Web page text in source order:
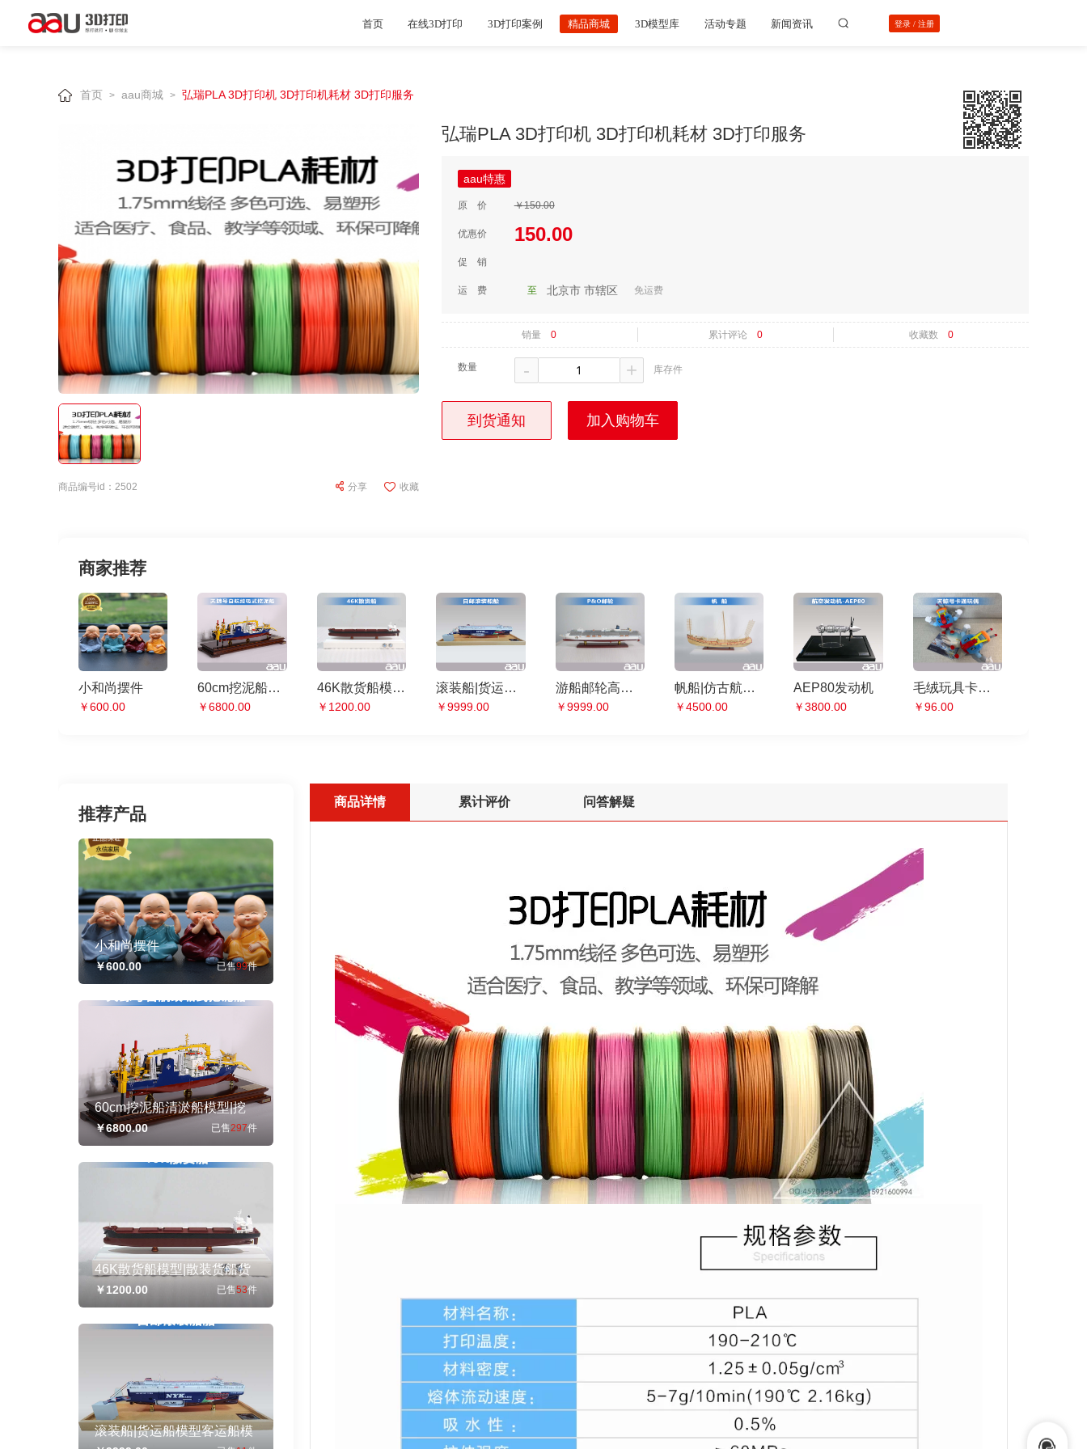
首页 在线3D打印 3D打印案例 精品商城 3D模型库 活动专题 新闻资讯 登录 / 注册
首页 > aau商城 > 弘瑞PLA 3D打印机 3D打印机耗材 3D打印服务
商品编号id：2502 分享 收藏
弘瑞PLA 3D打印机 3D打印机耗材 3D打印服务
aau特惠
原 价 ￥150.00
优惠价 150.00
促 销
运 费 至 北京市 市辖区 免运费
销量 0 累计评论 0 收藏数 0
数量 - + 库存件
到货通知 加入购物车
商家推荐
小和尚摆件
￥600.00
60cm挖泥船清淤船模型|挖泥船模型仿真摆件|工程船模制作礼品个人收藏天鲸号挖泥船
￥6800.00
46K散货船模型|散装货船货运船模型,运煤船,矿砂船,运木船纪念摆件展览收藏品送礼
￥1200.00
滚装船|货运船模型客运船模型仿真舰艇模型|17cm日邮滚装船|工艺船航模纪念摆件展览收藏品送礼
￥9999.00
游船邮轮高端豪华 P&O邮轮 居家办公摆件纪念品收藏礼品赠送
￥9999.00
帆船|仿古航海战船模型大木船|一帆风顺帆船摆件客厅高档招财摆件办公室装饰品
￥4500.00
AEP80发动机
￥3800.00
毛绒玩具卡通玩偶|棉布高弹力pp棉|爆款丑萌创意可爱文创可定制设计
￥96.00
推荐产品
小和尚摆件
￥600.00 已售99件
60cm挖泥船清淤船模型|挖
泥船模型仿真摆件|工程船模
制作礼品个人收藏天鲸号挖
￥6800.00 已售297件
46K散货船模型|散装货船货
运船模型,运煤船,矿砂船,运
木船纪念摆件展览收藏品送
￥1200.00 已售53件
滚装船|货运船模型客运船模
型仿真舰艇模型|17cm日邮
商品详情 累计评价 问答解疑